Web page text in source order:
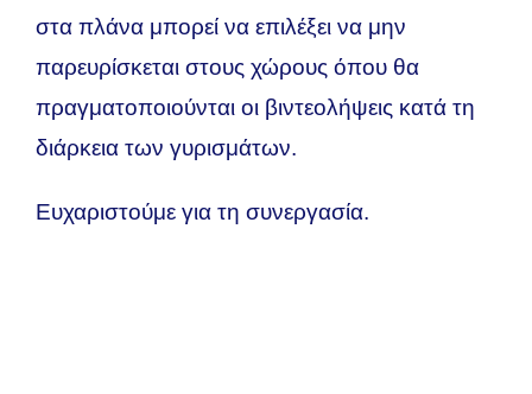
στα πλάνα μπορεί να επιλέξει να μην
παρευρίσκεται στους χώρους όπου θα
πραγματοποιούνται οι βιντεολήψεις κατά τη
διάρκεια των γυρισμάτων.
Ευχαριστούμε για τη συνεργασία.